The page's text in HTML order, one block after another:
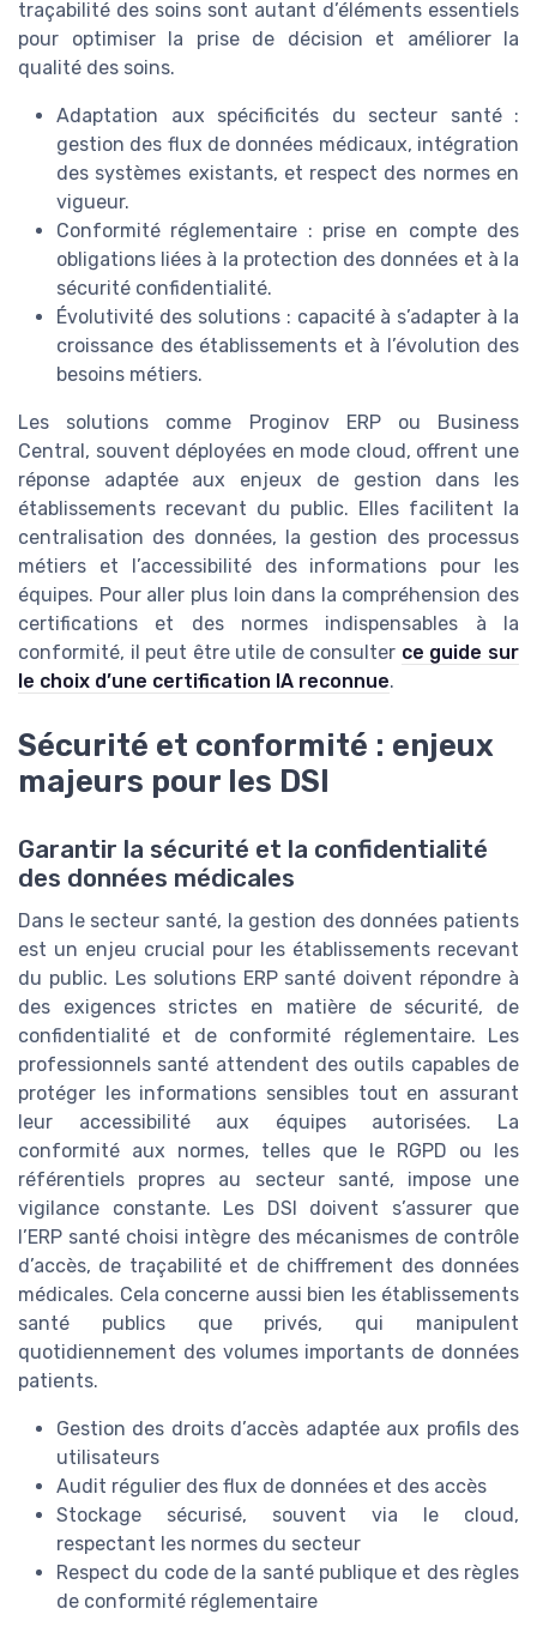
traçabilité des soins sont autant d’éléments essentiels
pour optimiser la prise de décision et améliorer la
qualité des soins.
Adaptation aux spécificités du secteur santé :
gestion des flux de données médicaux, intégration
des systèmes existants, et respect des normes en
vigueur.
Conformité réglementaire : prise en compte des
obligations liées à la protection des données et à la
sécurité confidentialité.
Évolutivité des solutions : capacité à s’adapter à la
croissance des établissements et à l’évolution des
besoins métiers.
Les solutions comme Proginov ERP ou Business
Central, souvent déployées en mode cloud, offrent une
réponse adaptée aux enjeux de gestion dans les
établissements recevant du public. Elles facilitent la
centralisation des données, la gestion des processus
métiers et l’accessibilité des informations pour les
équipes. Pour aller plus loin dans la compréhension des
certifications et des normes indispensables à la
conformité, il peut être utile de consulter ce guide sur
le choix d’une certification IA reconnue.
Sécurité et conformité : enjeux
majeurs pour les DSI
Garantir la sécurité et la confidentialité
des données médicales
Dans le secteur santé, la gestion des données patients
est un enjeu crucial pour les établissements recevant
du public. Les solutions ERP santé doivent répondre à
des exigences strictes en matière de sécurité, de
confidentialité et de conformité réglementaire. Les
professionnels santé attendent des outils capables de
protéger les informations sensibles tout en assurant
leur accessibilité aux équipes autorisées. La
conformité aux normes, telles que le RGPD ou les
référentiels propres au secteur santé, impose une
vigilance constante. Les DSI doivent s’assurer que
l’ERP santé choisi intègre des mécanismes de contrôle
d’accès, de traçabilité et de chiffrement des données
médicales. Cela concerne aussi bien les établissements
santé publics que privés, qui manipulent
quotidiennement des volumes importants de données
patients.
Gestion des droits d’accès adaptée aux profils des
utilisateurs
Audit régulier des flux de données et des accès
Stockage sécurisé, souvent via le cloud,
respectant les normes du secteur
Respect du code de la santé publique et des règles
de conformité réglementaire